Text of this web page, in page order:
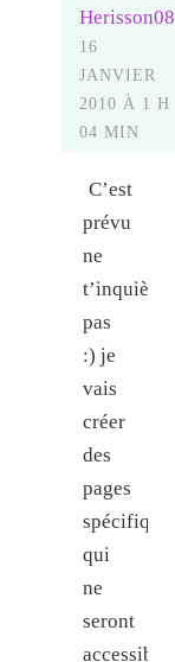
Herisson08
16
JANVIER
2010 À 1 H
04 MIN
C’est
prévu
ne
t’inquiète
pas
:) je
vais
créer
des
pages
spécifiques,
qui
ne
seront
accessible